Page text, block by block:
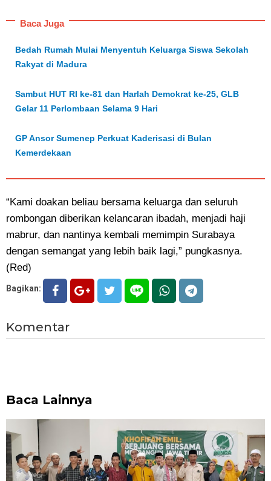
Baca Juga
Bedah Rumah Mulai Menyentuh Keluarga Siswa Sekolah
Rakyat di Madura
Sambut HUT RI ke-81 dan Harlah Demokrat ke-25, GLB
Gelar 11 Perlombaan Selama 9 Hari
GP Ansor Sumenep Perkuat Kaderisasi di Bulan
Kemerdekaan
“Kami doakan beliau bersama keluarga dan seluruh
rombongan diberikan kelancaran ibadah, menjadi haji
mabrur, dan nantinya kembali memimpin Surabaya
dengan semangat yang lebih baik lagi,” pungkasnya.
(Red)
Bagikan:
Komentar
Baca Lainnya